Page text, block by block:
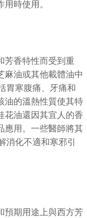
時使用。
芳香特性而受到重
麻油或其他載體油中
胃寒腹痛、牙痛和
油的溫熱性質使其特
花油還因其宜人的香
應用。一些醫師將其
消化不適和寒邪引
預期用途上與西方芳